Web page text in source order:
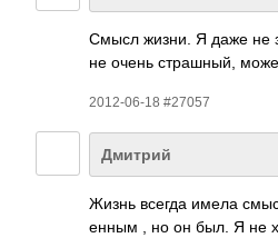
Смысл жизни. Я даже не
не очень стра­шный,
2012-06-18 #27057
Дмитрий
Жизнь всегда имела
енным , но он был. Я не